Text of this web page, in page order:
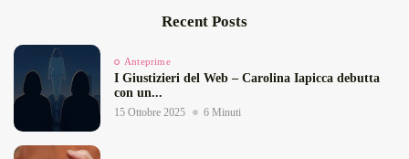
Recent Posts
Anteprime
I Giustizieri del Web – Carolina Iapicca debutta
con un...
15 Ottobre 2025 6 Minuti